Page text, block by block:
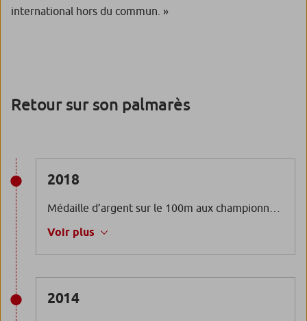
international hors du commun. »
Retour sur son palmarès
2018
Voir plus
2014